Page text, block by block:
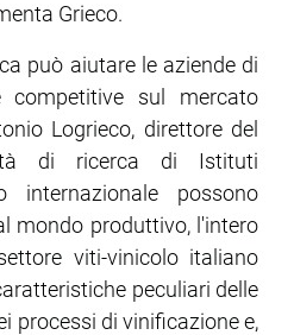
Grieco.
può aiutare le aziende di
competitive sul mercato
Logrieco, direttore del
di ricerca di Istituti
internazionale possono
mondo produttivo, l'intero
viti-vinicolo italiano
peculiari delle
processi di vinificazione e,